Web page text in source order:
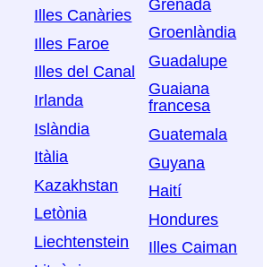
Illes Canàries
Illes Faroe
Illes del Canal
Irlanda
Islàndia
Itàlia
Kazakhstan
Letònia
Liechtenstein
Grenada
Groenlàndia
Guadalupe
Guaiana
francesa
Guatemala
Guyana
Haití
Hondures
Illes Caiman